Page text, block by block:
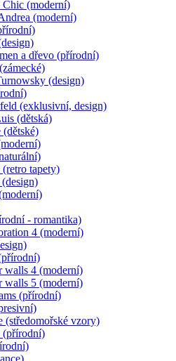
(moderní)
(moderní)
a dřevo (přírodní)
(design)
(exklusivní, design)
(dětská)
tapety)
- romantika)
4 (moderní)
walls 4 (moderní)
walls 5 (moderní)
(přírodní)
(středomořské vzory)
(přírodní)